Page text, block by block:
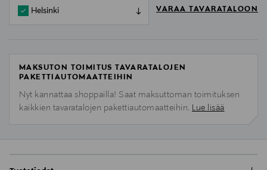
Helsinki VARAA TAVARATALOON
MAKSUTON TOIMITUS TAVARATALOJEN
PAKETTIAUTOMAATTEIHIN
Nyt kannattaa shoppailla! Saat maksuttoman toimituksen
kaikkien tavaratalojen pakettiautomaatteihin. Lue lisää